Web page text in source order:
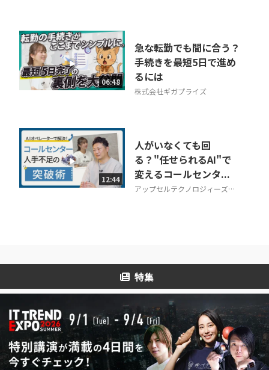
06:48
急な転勤でも間に合う？
手続きを最短5日で進め
るには
株式会社ギガプライズ
12:44
人がいなくても回
る？"任せられるAI"で
変えるコールセンタ...
アップセルテクノロジィーズ株
特集